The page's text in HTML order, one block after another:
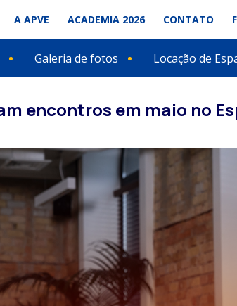
A APVE ACADEMIA 2026 CONTATO
Galeria de fotos Locação de
encontros em maio no